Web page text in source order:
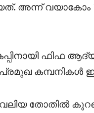
അന്ന്
ഫിഫ
പ്രമുഖ
തോതിൽ